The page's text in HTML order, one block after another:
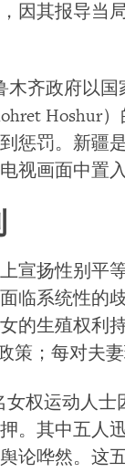
因其报导当
木齐政府以
Hoshur
惩罚。新疆
视画面中置
宣扬性别平
临系统性的
的生殖权利
策；每对夫
女权运动人
。其中五人
论哗然。这